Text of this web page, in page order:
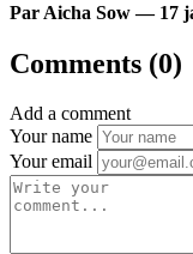
Par Aicha Sow — 17
Comments (0)
Add a comment
Your name
Your email